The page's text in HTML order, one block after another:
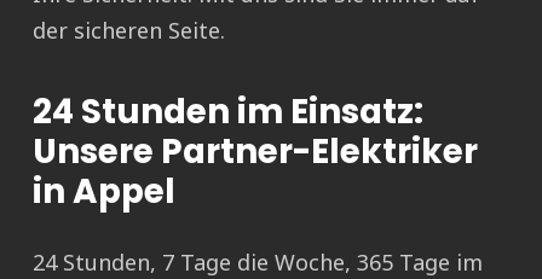
der sicheren Seite.
24 Stunden im Einsatz:
Unsere Partner-Elektriker
in Appel
24 Stunden, 7 Tage die Woche, 365 Tage im